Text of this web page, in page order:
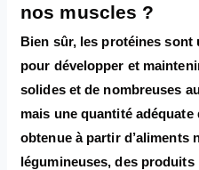
nos muscles ?
Bien sûr, les protéines sont
pour développer et
solides et de nombreuses
mais une quantité
obtenue à partir d’aliments
légumineuses, des